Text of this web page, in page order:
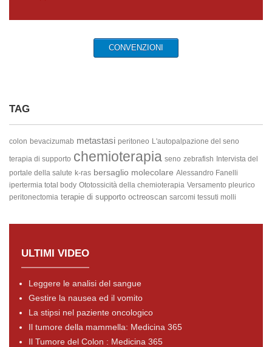
CONVENZIONI
TAG
colon bevacizumab metastasi peritoneo L'autopalpazione del seno
terapia di supporto chemioterapia seno zebrafish Intervista del
portale della salute k-ras bersaglio molecolare Alessandro Fanelli
ipertermia total body Ototossicità della chemioterapia Versamento pleurico
peritonectomia terapie di supporto octreoscan sarcomi tessuti molli
ULTIMI VIDEO
Leggere le analisi del sangue
Gestire la nausea ed il vomito
La stipsi nel paziente oncologico
Il tumore della mammella: Medicina 365
Il Tumore del Colon : Medicina 365